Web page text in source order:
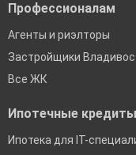
Профессионалам
Агенты и риэлторы
Застройщики
Все ЖК
Ипотечные кредиты
Ипотека для IT-